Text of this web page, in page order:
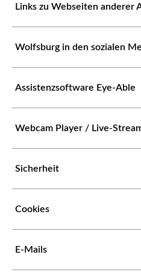
Links zu Webseiten anderer
Wolfsburg in den sozialen
Assistenzsoftware Eye-Able
Webcam Player / Live-
Sicherheit
Cookies
E-Mails